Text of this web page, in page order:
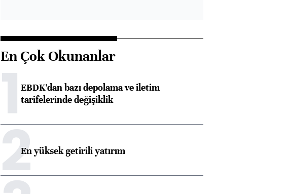
En Çok Okunanlar
1EBDK'dan bazı depolama ve iletim
tarifelerinde değişiklik
2En yüksek getirili yatırım